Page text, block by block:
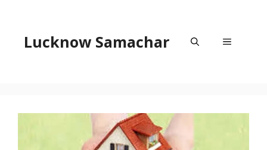
contentLucknow Samachar Menu